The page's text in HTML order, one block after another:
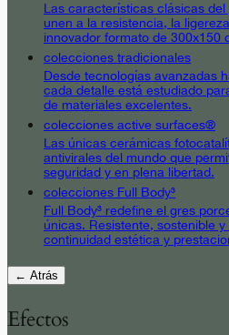
Las características clásicas
unen a la resistencia, la
innovador formato de 300x150
colecciones tradicionales
Desde tecnologías avanzadas
cada detalle está estudiado
de materiales excelentes.
colecciones active surfaces®
Las únicas cerámicas
antivirales del mundo que
seguridad y en plena libertad.
colecciones Full Body³
Full Body³ redefine el gres
únicas. Resistente, sostenible
continuidad estética y
← Atrás
Efectos